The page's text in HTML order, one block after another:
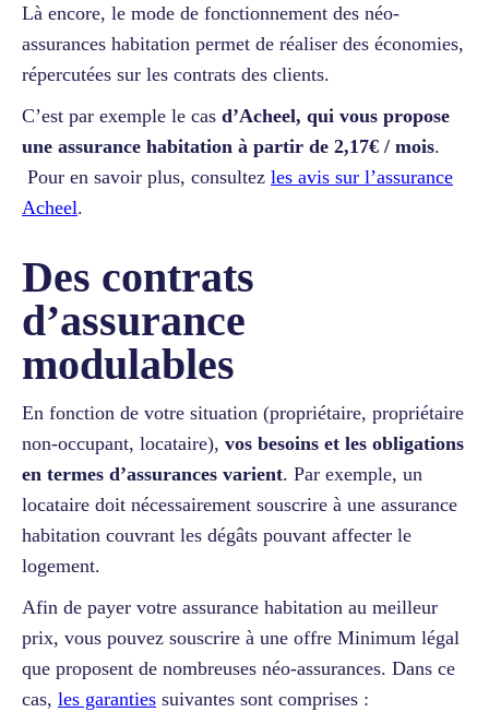
Là encore, le mode de fonctionnement des néo-
assurances habitation permet de réaliser des économies,
répercutées sur les contrats des clients.
C’est par exemple le cas d’Acheel, qui vous propose
une assurance habitation à partir de 2,17€ / mois.
Pour en savoir plus, consultez les avis sur l’assurance
Acheel.
Des contrats
d’assurance
modulables
En fonction de votre situation (propriétaire, propriétaire
non-occupant, locataire), vos besoins et les obligations
en termes d’assurances varient. Par exemple, un
locataire doit nécessairement souscrire à une assurance
habitation couvrant les dégâts pouvant affecter le
logement.
Afin de payer votre assurance habitation au meilleur
prix, vous pouvez souscrire à une offre Minimum légal
que proposent de nombreuses néo-assurances. Dans ce
cas, les garanties suivantes sont comprises :